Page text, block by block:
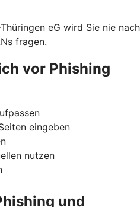
eG wird Sie nie nach
fragen.
vor Phishing
eingeben
nutzen
und